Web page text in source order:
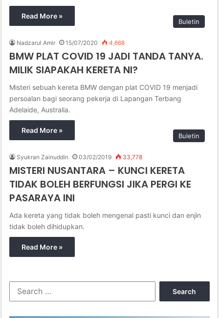
Read More »
Buletin
Nadzarul Amir 15/07/2020 4,668
BMW PLAT COVID 19 JADI TANDA TANYA.
MILIK SIAPAKAH KERETA NI?
Misteri sebuah kereta BMW dengan plat COVID 19 menjadi
persoalan bagi seorang pekerja di Lapangan Terbang
Adelaide, Australia.
Read More »
Buletin
Syukran Zainuddin 03/02/2019 33,778
MISTERI NUSANTARA – KUNCI KERETA
TIDAK BOLEH BERFUNGSI JIKA PERGI KE
PASARAYA INI
Ada kereta yang tidak boleh mengenal pasti kunci dan enjin
tidak boleh dihidupkan.
Read More »